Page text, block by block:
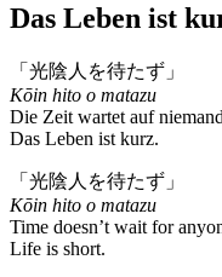
Das Leben ist
「光陰人を待たず」
Kōin hito o matazu
Die Zeit wartet auf
Das Leben ist kurz.
「光陰人を待たず」
Kōin hito o matazu
Time doesn’t wait for
Life is short.